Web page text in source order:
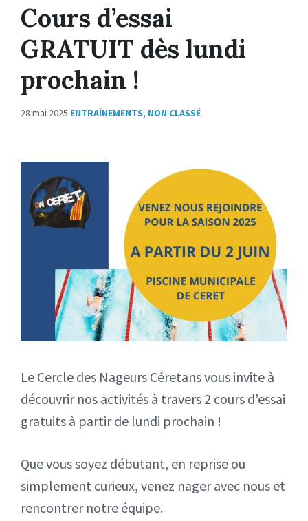
Cours d’essai
GRATUIT dès lundi
prochain !
28 mai 2025 ENTRAÎNEMENTS, NON CLASSÉ
Le Cercle des Nageurs Céretans vous invite à
découvrir nos activités à travers 2 cours d’essai
gratuits à partir de lundi prochain !
Que vous soyez débutant, en reprise ou
simplement curieux, venez nager avec nous et
rencontrer notre équipe.